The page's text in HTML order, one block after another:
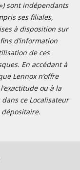
sont indépendants
ses filiales,
à disposition sur
d’information
de ces
En accédant à
Lennox n’offre
ou à la
ce Localisateur